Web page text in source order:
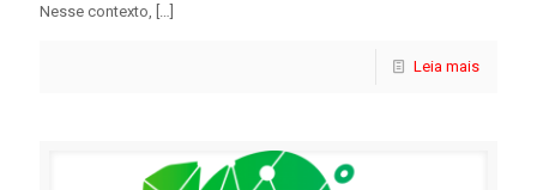
Nesse contexto, […]
Leia mais